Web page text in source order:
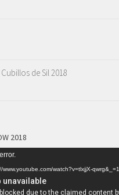
de Sil 2018
2018
watch?v=tlxjjX-qwrg&_=1